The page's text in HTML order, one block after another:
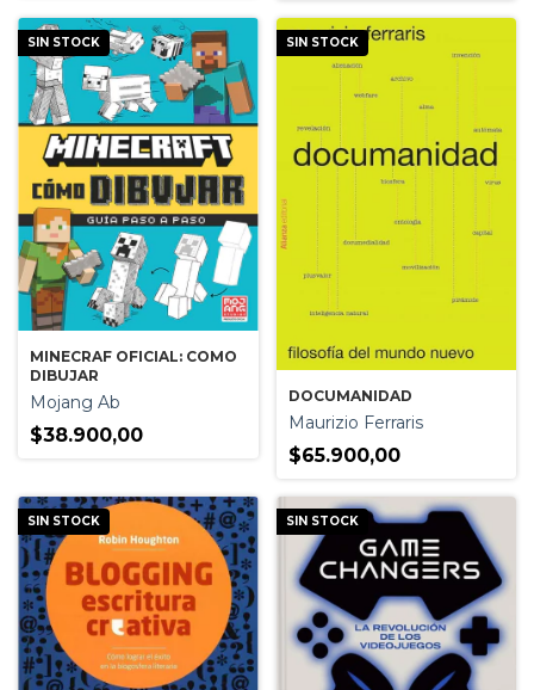
SIN STOCK
MINECRAF OFICIAL: COMO
DIBUJAR
Mojang Ab
$38.900,00
SIN STOCK
DOCUMANIDAD
Maurizio Ferraris
$65.900,00
SIN STOCK SIN STOCK